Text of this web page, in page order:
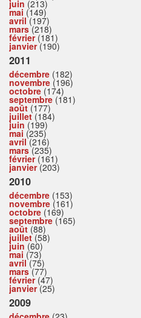
juin (213)
mai (149)
avril(197)
mars(218)
février(181)
janvier(190)
2011
décembre (182)
novembre (196)
octobre (174)
septembre (181)
août (177)
juillet(184)
juin (199)
mai (235)
avril(216)
mars(235)
février(161)
janvier(203)
2010
décembre (153)
novembre (161)
octobre (169)
septembre (165)
août (88)
juillet(58)
juin (60)
mai (73)
avril(75)
mars(77)
février(47)
janvier(25)
2009